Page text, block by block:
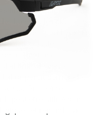
P, équipées d'un
lunettes les plus
de sport Lynx. En
soleil s'ajuste